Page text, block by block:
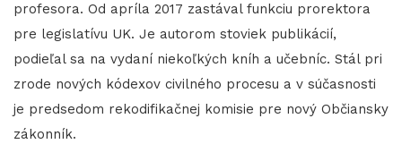
profesora. Od apríla 2017 zastával funkciu prorektora
pre legislatívu UK. Je autorom stoviek publikácií,
podieľal sa na vydaní niekoľkých kníh a učebníc. Stál pri
zrode nových kódexov civilného procesu a v súčasnosti
je predsedom rekodifikačnej komisie pre nový Občiansky
zákonník.